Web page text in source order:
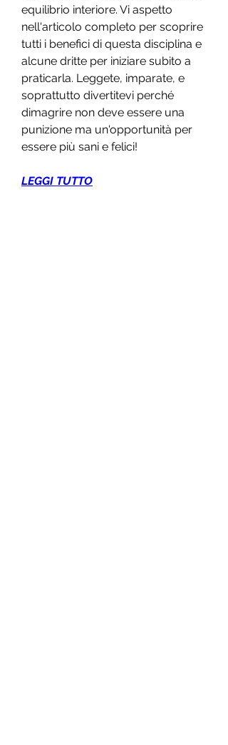
equilibrio interiore. Vi aspetto
nell'articolo completo per scoprire
tutti i benefici di questa disciplina e
alcune dritte per iniziare subito a
praticarla. Leggete, imparate, e
soprattutto divertitevi perché
dimagrire non deve essere una
punizione ma un'opportunità per
essere più sani e felici!
LEGGI TUTTO